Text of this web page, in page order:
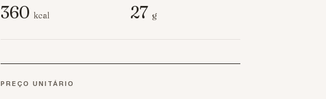
360 kcal 27 g
PREÇO UNITÁRIO